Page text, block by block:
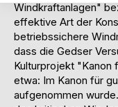
Windkraftanlagen"
effektive Art der
betriebssichere
dass die Gedser
Kulturprojekt
etwa: Im Kanon für
aufgenommen